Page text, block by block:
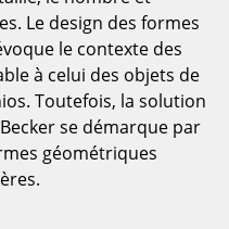
Le design des formes
le contexte des
à celui des objets de
Toutefois, la solution
se démarque par
géométriques